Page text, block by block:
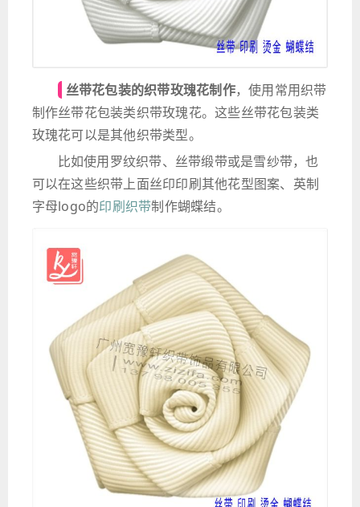
丝带花包装的织带玫瑰花制作，使用常用织带
制作丝带花包装类织带玫瑰花。这些丝带花包装类
玫瑰花可以是其他织带类型。
比如使用罗纹织带、丝带缎带或是雪纱带，也
可以在这些织带上面丝印印刷其他花型图案、英制
字母logo的印刷织带制作蝴蝶结。